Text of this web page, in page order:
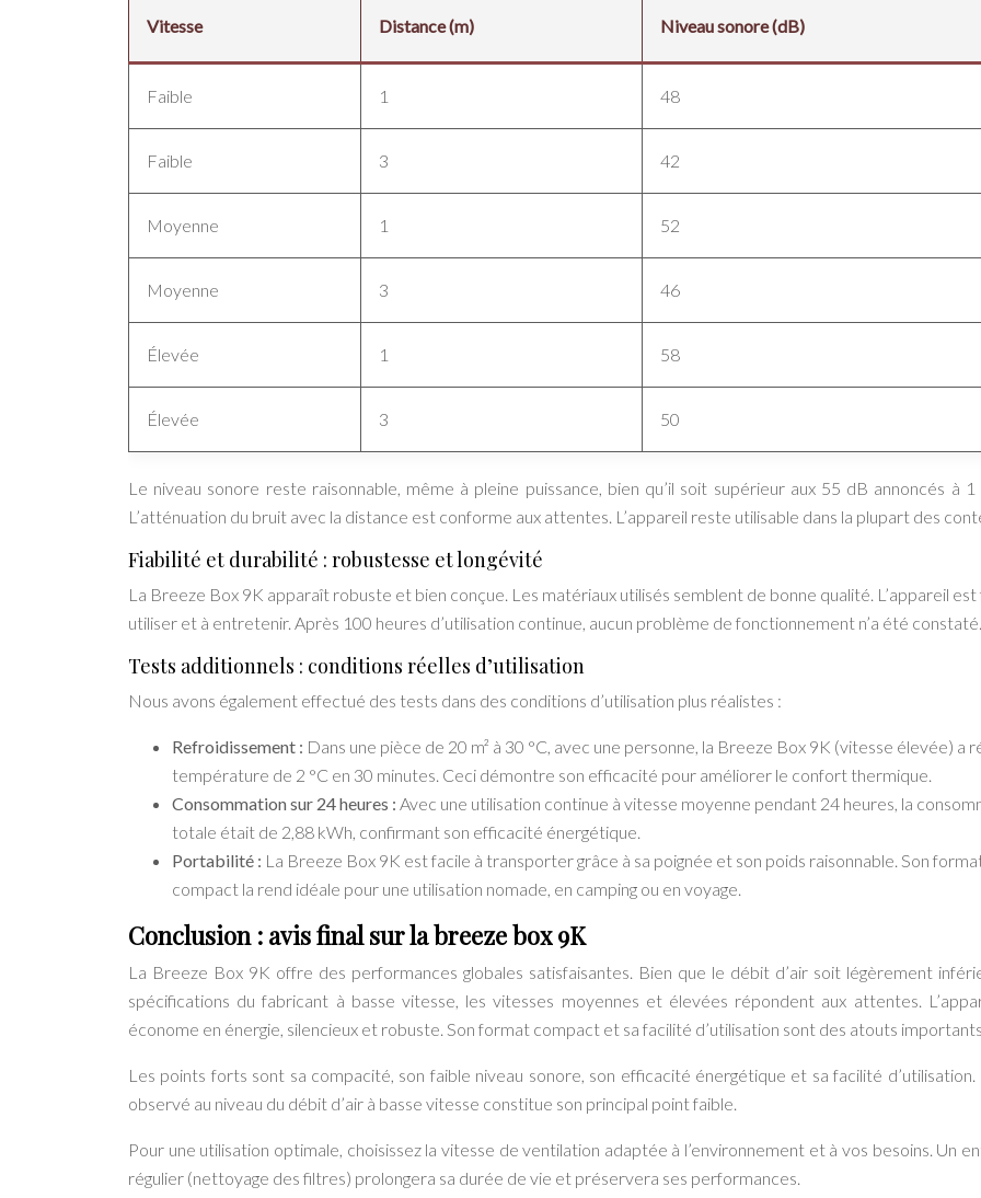
Vitesse Distance (m) Niveau sonore (dB)
Faible 1 48
Faible 3 42
Moyenne 1 52
Moyenne 3 46
Élevée 1 58
Élevée 3 50
Le niveau sonore reste raisonnable, même à pleine puissance, bien qu’il soit supérieur aux 55 dB annoncés à
L’atténuation du bruit avec la distance est conforme aux attentes. L’appareil reste utilisable dans la plupart des
Fiabilité et durabilité : robustesse et longévité
La Breeze Box 9K apparaît robuste et bien conçue. Les matériaux utilisés semblent de bonne qualité. L’appareil est
utiliser et à entretenir. Après 100 heures d’utilisation continue, aucun problème de fonctionnement n’a été constaté.
Tests additionnels : conditions réelles d’utilisation
Nous avons également effectué des tests dans des conditions d’utilisation plus réalistes :
Refroidissement : Dans une pièce de 20 m² à 30 °C, avec une personne, la Breeze Box 9K (vitesse élevée) a
température de 2 °C en 30 minutes. Ceci démontre son efficacité pour améliorer le confort thermique.
Consommation sur 24 heures : Avec une utilisation continue à vitesse moyenne pendant 24 heures, la
totale était de 2,88 kWh, confirmant son efficacité énergétique.
Portabilité : La Breeze Box 9K est facile à transporter grâce à sa poignée et son poids raisonnable. Son
compact la rend idéale pour une utilisation nomade, en camping ou en voyage.
Conclusion : avis final sur la breeze box 9K
La Breeze Box 9K offre des performances globales satisfaisantes. Bien que le débit d’air soit légèrement
spécifications du fabricant à basse vitesse, les vitesses moyennes et élevées répondent aux attentes.
économe en énergie, silencieux et robuste. Son format compact et sa facilité d’utilisation sont des atouts
Les points forts sont sa compacité, son faible niveau sonore, son efficacité énergétique et sa facilité d’utilisation.
observé au niveau du débit d’air à basse vitesse constitue son principal point faible.
Pour une utilisation optimale, choisissez la vitesse de ventilation adaptée à l’environnement et à vos besoins. Un
régulier (nettoyage des filtres) prolongera sa durée de vie et préservera ses performances.